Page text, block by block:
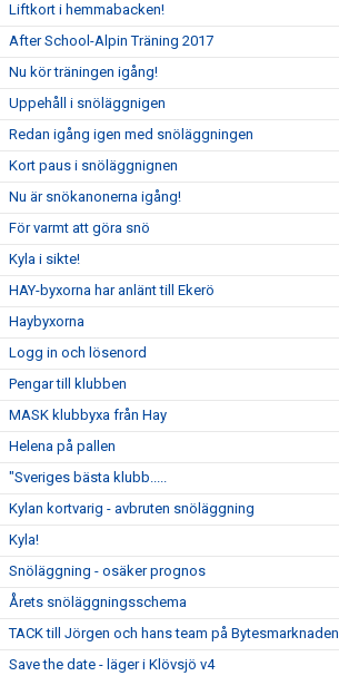
Liftkort i hemmabacken!
After School-Alpin Träning 2017
Nu kör träningen igång!
Uppehåll i snöläggnigen
Redan igång igen med snöläggningen
Kort paus i snöläggnignen
Nu är snökanonerna igång!
För varmt att göra snö
Kyla i sikte!
HAY-byxorna har anlänt till Ekerö
Haybyxorna
Logg in och lösenord
Pengar till klubben
MASK klubbyxa från Hay
Helena på pallen
"Sveriges bästa klubb.....
Kylan kortvarig - avbruten snöläggning
Kyla!
Snöläggning - osäker prognos
Årets snöläggningsschema
TACK till Jörgen och hans team på Bytesmarknaden
Save the date - läger i Klövsjö v4